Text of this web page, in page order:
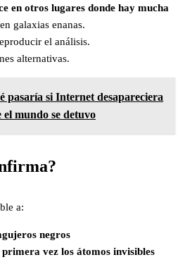
en otros lugares donde hay mucha
galaxias enanas.
el análisis.
alternativas.
pasaría si Internet desapareciera
mundo se detuvo
a:
negros
vez los átomos invisibles